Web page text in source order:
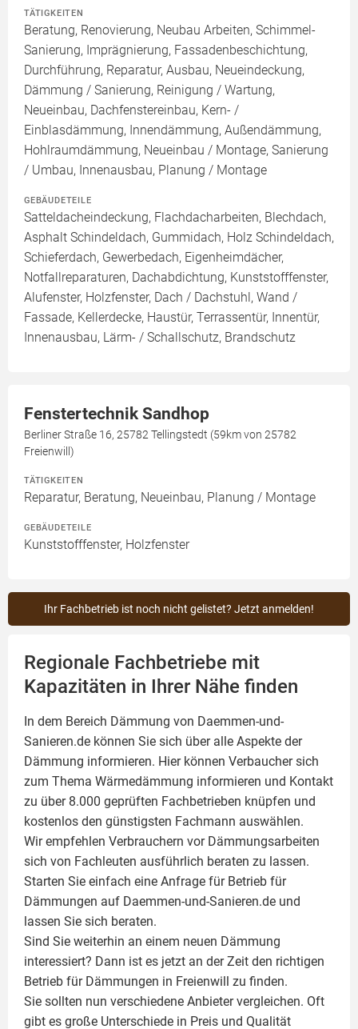
TÄTIGKEITEN
Beratung, Renovierung, Neubau Arbeiten, Schimmel-
Sanierung, Imprägnierung, Fassadenbeschichtung,
Durchführung, Reparatur, Ausbau, Neueindeckung,
Dämmung / Sanierung, Reinigung / Wartung,
Neueinbau, Dachfenstereinbau, Kern- /
Einblasdämmung, Innendämmung, Außendämmung,
Hohlraumdämmung, Neueinbau / Montage, Sanierung
/ Umbau, Innenausbau, Planung / Montage
GEBÄUDETEILE
Satteldacheindeckung, Flachdacharbeiten, Blechdach,
Asphalt Schindeldach, Gummidach, Holz Schindeldach,
Schieferdach, Gewerbedach, Eigenheimdächer,
Notfallreparaturen, Dachabdichtung, Kunststofffenster,
Alufenster, Holzfenster, Dach / Dachstuhl, Wand /
Fassade, Kellerdecke, Haustür, Terrassentür, Innentür,
Innenausbau, Lärm- / Schallschutz, Brandschutz
Fenstertechnik Sandhop
Berliner Straße 16, 25782 Tellingstedt (59km von 25782
Freienwill)
TÄTIGKEITEN
Reparatur, Beratung, Neueinbau, Planung / Montage
GEBÄUDETEILE
Kunststofffenster, Holzfenster
Ihr Fachbetrieb ist noch nicht gelistet? Jetzt anmelden!
Regionale Fachbetriebe mit
Kapazitäten in Ihrer Nähe finden
In dem Bereich Dämmung von Daemmen-und-
Sanieren.de können Sie sich über alle Aspekte der
Dämmung informieren. Hier können Verbaucher sich
zum Thema Wärmedämmung informieren und Kontakt
zu über 8.000 geprüften Fachbetrieben knüpfen und
kostenlos den günstigsten Fachmann auswählen.
Wir empfehlen Verbrauchern vor Dämmungsarbeiten
sich von Fachleuten ausführlich beraten zu lassen.
Starten Sie einfach eine Anfrage für Betrieb für
Dämmungen auf Daemmen-und-Sanieren.de und
lassen Sie sich beraten.
Sind Sie weiterhin an einem neuen Dämmung
interessiert? Dann ist es jetzt an der Zeit den richtigen
Betrieb für Dämmungen in Freienwill zu finden.
Sie sollten nun verschiedene Anbieter vergleichen. Oft
gibt es große Unterschiede in Preis und Qualität